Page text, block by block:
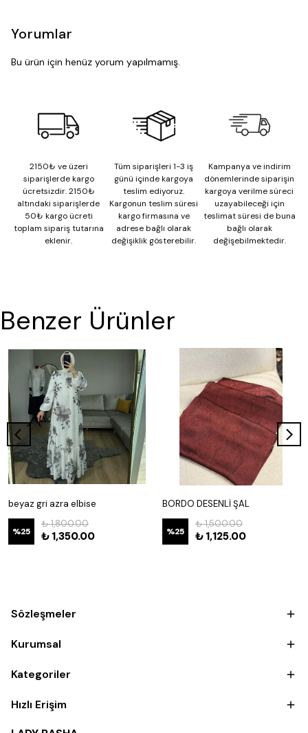
Yorumlar
Bu ürün için henüz yorum yapılmamış.
2150₺ ve üzeri
siparişlerde kargo
ücretsizdir. 2150₺
altındaki siparişlerde
50₺ kargo ücreti
toplam sipariş tutarına
eklenir.
Tüm siparişleri 1-3 iş
günü içinde kargoya
teslim ediyoruz.
Kargonun teslim süresi
kargo firmasına ve
adrese bağlı olarak
değişiklik gösterebilir.
Kampanya ve indirim
dönemlerinde siparişin
kargoya verilme süreci
uzayabileceği için
teslimat süresi de buna
bağlı olarak
değişebilmektedir.
Benzer Ürünler
beyaz gri azra elbise
%25
₺ 1,800.00
₺ 1,350.00
BORDO DESENLİ ŞAL
%25
₺ 1,500.00
₺ 1,125.00
Sözleşmeler
Kurumsal
Kategoriler
Hızlı Erişim